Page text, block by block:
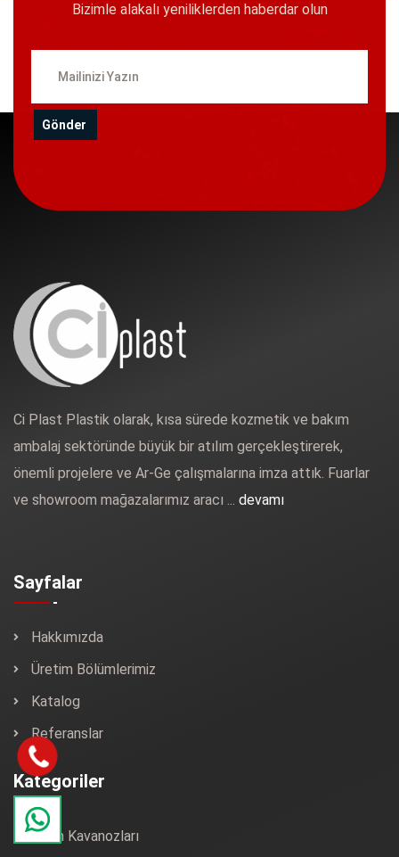
Bizimle alakalı yeniliklerden haberdar olun
Gönder
Ci Plast Plastik olarak, kısa sürede kozmetik ve bakım
ambalaj sektöründe büyük bir atılım gerçekleştirerek,
önemli projelere ve Ar-Ge çalışmalarına imza attık. Fuarlar
ve showroom mağazalarımız aracı ... devamı
Sayfalar
Hakkımızda
Üretim Bölümlerimiz
Katalog
Referanslar
Kategoriler
Krem Kavanozları